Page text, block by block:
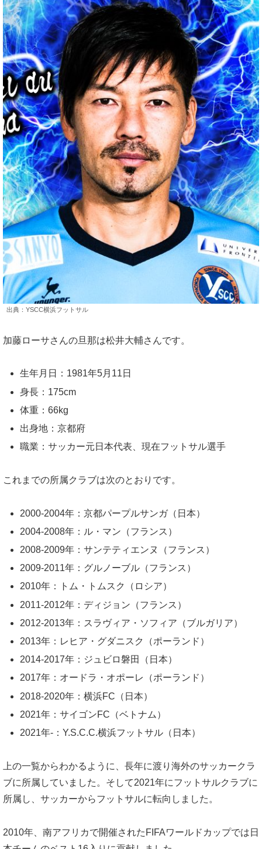
出典：YSCC横浜フットサル
加藤ローサさんの旦那は松井大輔さんです。
生年月日：1981年5月11日
身長：175cm
体重：66kg
出身地：京都府
職業：サッカー元日本代表、現在フットサル選手
これまでの所属クラブは次のとおりです。
2000-2004年：京都パープルサンガ（日本）
2004-2008年：ル・マン（フランス）
2008-2009年：サンテティエンヌ（フランス）
2009-2011年：グルノーブル（フランス）
2010年：トム・トムスク（ロシア）
2011-2012年：ディジョン（フランス）
2012-2013年：スラヴィア・ソフィア（ブルガリア）
2013年：レヒア・グダニスク（ポーランド）
2014-2017年：ジュビロ磐田（日本）
2017年：オードラ・オポーレ（ポーランド）
2018-2020年：横浜FC（日本）
2021年：サイゴンFC（ベトナム）
2021年-：Y.S.C.C.横浜フットサル（日本）
上の一覧からわかるように、長年に渡り海外のサッカークラ
ブに所属していました。そして2021年にフットサルクラブに
所属し、サッカーからフットサルに転向しました。
2010年、南アフリカで開催されたFIFAワールドカップでは日